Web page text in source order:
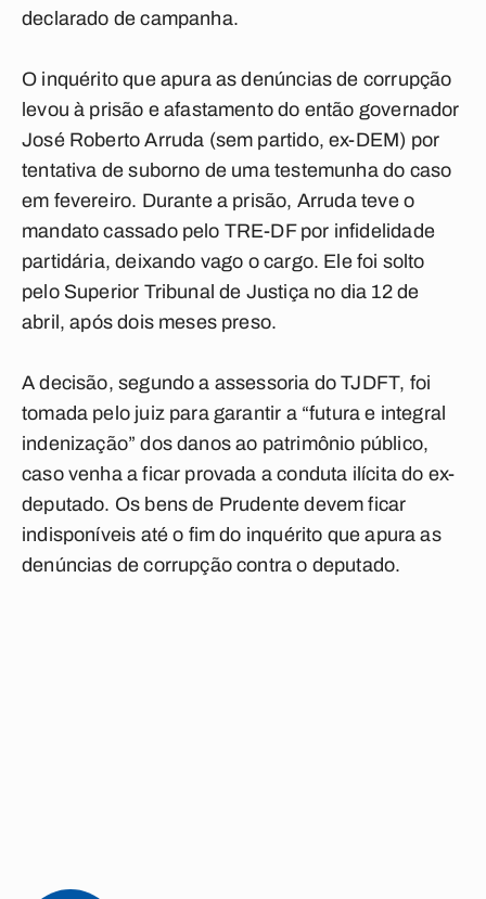
declarado de campanha.
O inquérito que apura as denúncias de corrupção
levou à prisão e afastamento do então governador
José Roberto Arruda (sem partido, ex-DEM) por
tentativa de suborno de uma testemunha do caso
em fevereiro. Durante a prisão, Arruda teve o
mandato cassado pelo TRE-DF por infidelidade
partidária, deixando vago o cargo. Ele foi solto
pelo Superior Tribunal de Justiça no dia 12 de
abril, após dois meses preso.
A decisão, segundo a assessoria do TJDFT, foi
tomada pelo juiz para garantir a “futura e integral
indenização” dos danos ao patrimônio público,
caso venha a ficar provada a conduta ilícita do ex-
deputado. Os bens de Prudente devem ficar
indisponíveis até o fim do inquérito que apura as
denúncias de corrupção contra o deputado.